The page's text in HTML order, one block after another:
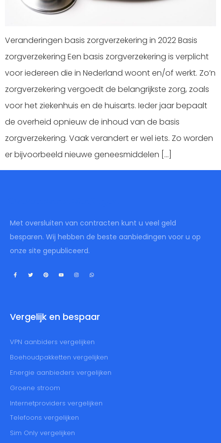
Veranderingen basis zorgverzekering in 2022 Basis
zorgverzekering Een basis zorgverzekering is verplicht
voor iedereen die in Nederland woont en/of werkt. Zo’n
zorgverzekering vergoedt de belangrijkste zorg, zoals
voor het ziekenhuis en de huisarts. Ieder jaar bepaalt
de overheid opnieuw de inhoud van de basis
zorgverzekering. Vaak verandert er wel iets. Zo worden
er bijvoorbeeld nieuwe geneesmiddelen […]
Met oversluiten van contracten kunt u veel geld
besparen. Wij hebben de beste aanbiedingen voor u op
onze site gepubliceerd.
Vergelijk en bespaar
VPN aanbiders vergelijken
Boehoudpakketten vergelijken
Energie aanbieders vergelijken
Groene stroom
Internetproviders vergelijken
Telefoons vergelijken
Sim Only vergelijken